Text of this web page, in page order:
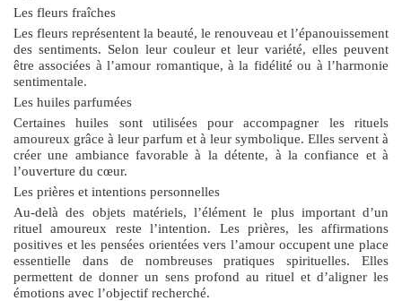
Les fleurs fraîches
Les fleurs représentent la beauté, le renouveau et l’épanouissement
des sentiments. Selon leur couleur et leur variété, elles peuvent
être associées à l’amour romantique, à la fidélité ou à l’harmonie
sentimentale.
Les huiles parfumées
Certaines huiles sont utilisées pour accompagner les rituels
amoureux grâce à leur parfum et à leur symbolique. Elles servent à
créer une ambiance favorable à la détente, à la confiance et à
l’ouverture du cœur.
Les prières et intentions personnelles
Au-delà des objets matériels, l’élément le plus important d’un
rituel amoureux reste l’intention. Les prières, les affirmations
positives et les pensées orientées vers l’amour occupent une place
essentielle dans de nombreuses pratiques spirituelles. Elles
permettent de donner un sens profond au rituel et d’aligner les
émotions avec l’objectif recherché.